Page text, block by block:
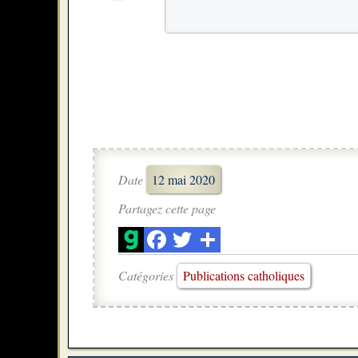
Date
12 mai 2020
Partagez cette page
Catégories Publications catholiques